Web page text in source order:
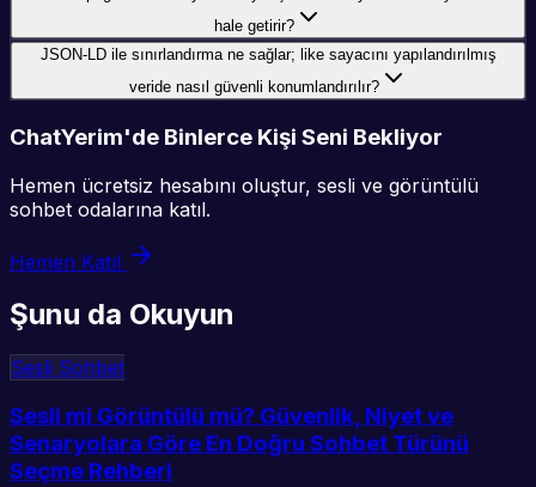
hale getirir?
JSON-LD ile sınırlandırma ne sağlar; like sayacını yapılandırılmış
veride nasıl güvenli konumlandırılır?
ChatYerim'de Binlerce Kişi Seni Bekliyor
Hemen ücretsiz hesabını oluştur, sesli ve görüntülü
sohbet odalarına katıl.
Hemen Katıl
Şunu da Okuyun
Sesli Sohbet
Sesli mi Görüntülü mü? Güvenlik, Niyet ve
Senaryolara Göre En Doğru Sohbet Türünü
Seçme Rehberi